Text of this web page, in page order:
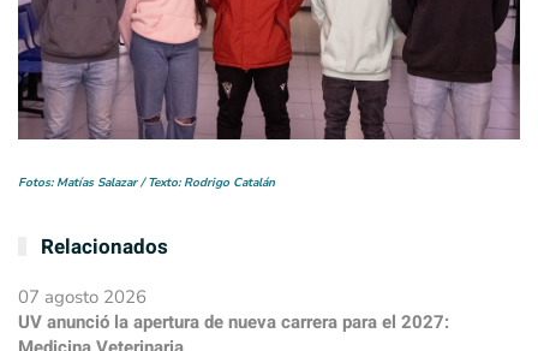
Fotos: Matías Salazar / Texto: Rodrigo Catalán
Relacionados
07 agosto 2026
UV anunció la apertura de nueva carrera para el 2027: